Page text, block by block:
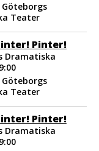
Teater
Pinter!
Dramatiska
Teater
Pinter!
Dramatiska